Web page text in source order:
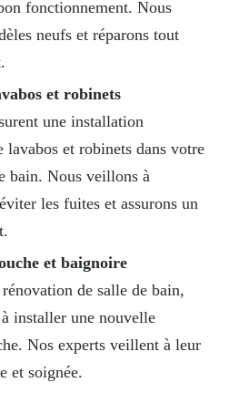
fonctionnement. Nous
neufs et réparons tout
et robinets
une installation
lavabos et robinets dans votre
bain. Nous veillons à
les fuites et assurons un
et baignoire
de salle de bain,
installer une nouvelle
Nos experts veillent à leur
et soignée.